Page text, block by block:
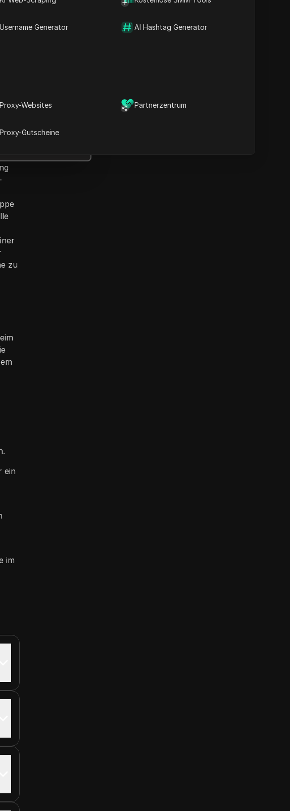
Username Generator AI Hashtag Generator
Proxy-Websites Partnerzentrum
Proxy-Gutscheine
öffnen
öffnen
zu
ein
im
Wichtige Informationen
Inhaltsstichwörter
hält Ihre Verwaltung mehrerer